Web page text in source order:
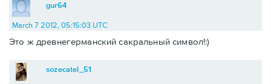
gur64
March 7 2012, 05:15:03 UTC
Это ж древнегерманский сакральный символ!:)
sozecatel_51